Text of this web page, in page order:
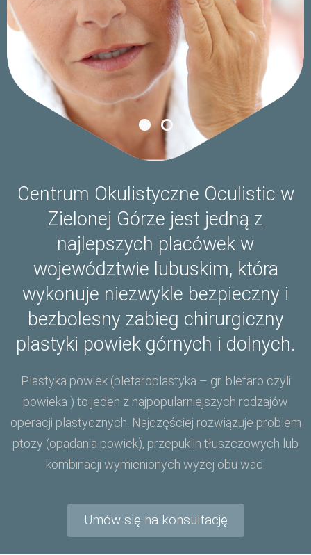
Centrum Okulistyczne Oculistic w
Zielonej Górze jest jedną z
najlepszych placówek w
województwie lubuskim, która
wykonuje niezwykle bezpieczny i
bezbolesny zabieg chirurgiczny
plastyki powiek górnych i dolnych.
Plastyka powiek (blefaroplastyka – gr. blefaro czyli
powieka ) to jeden z najpopularniejszych rodzajów
operacji plastycznych. Najczęściej rozwiązuje problem
ptozy (opadania powiek), przepuklin tłuszczowych lub
kombinacji wymienionych wyżej obu wad.
Umów się na konsultację